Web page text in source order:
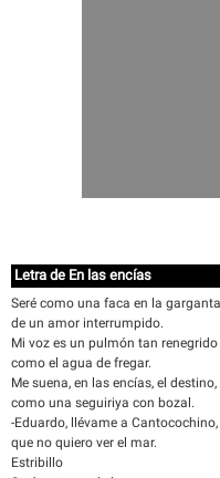
Letra de En las encías
Seré como una faca en la garganta
de un amor interrumpido.
Mi voz es un pulmón tan renegrido
como el agua de fregar.
Me suena, en las encías, el destino,
como una seguiriya con bozal.
-Eduardo, llévame a Cantocochino,
que no quiero ver el mar.
Estribillo